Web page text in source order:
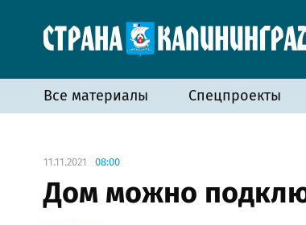
Все материалы Спецпроекты
11.11.2021 08:00
Дом можно